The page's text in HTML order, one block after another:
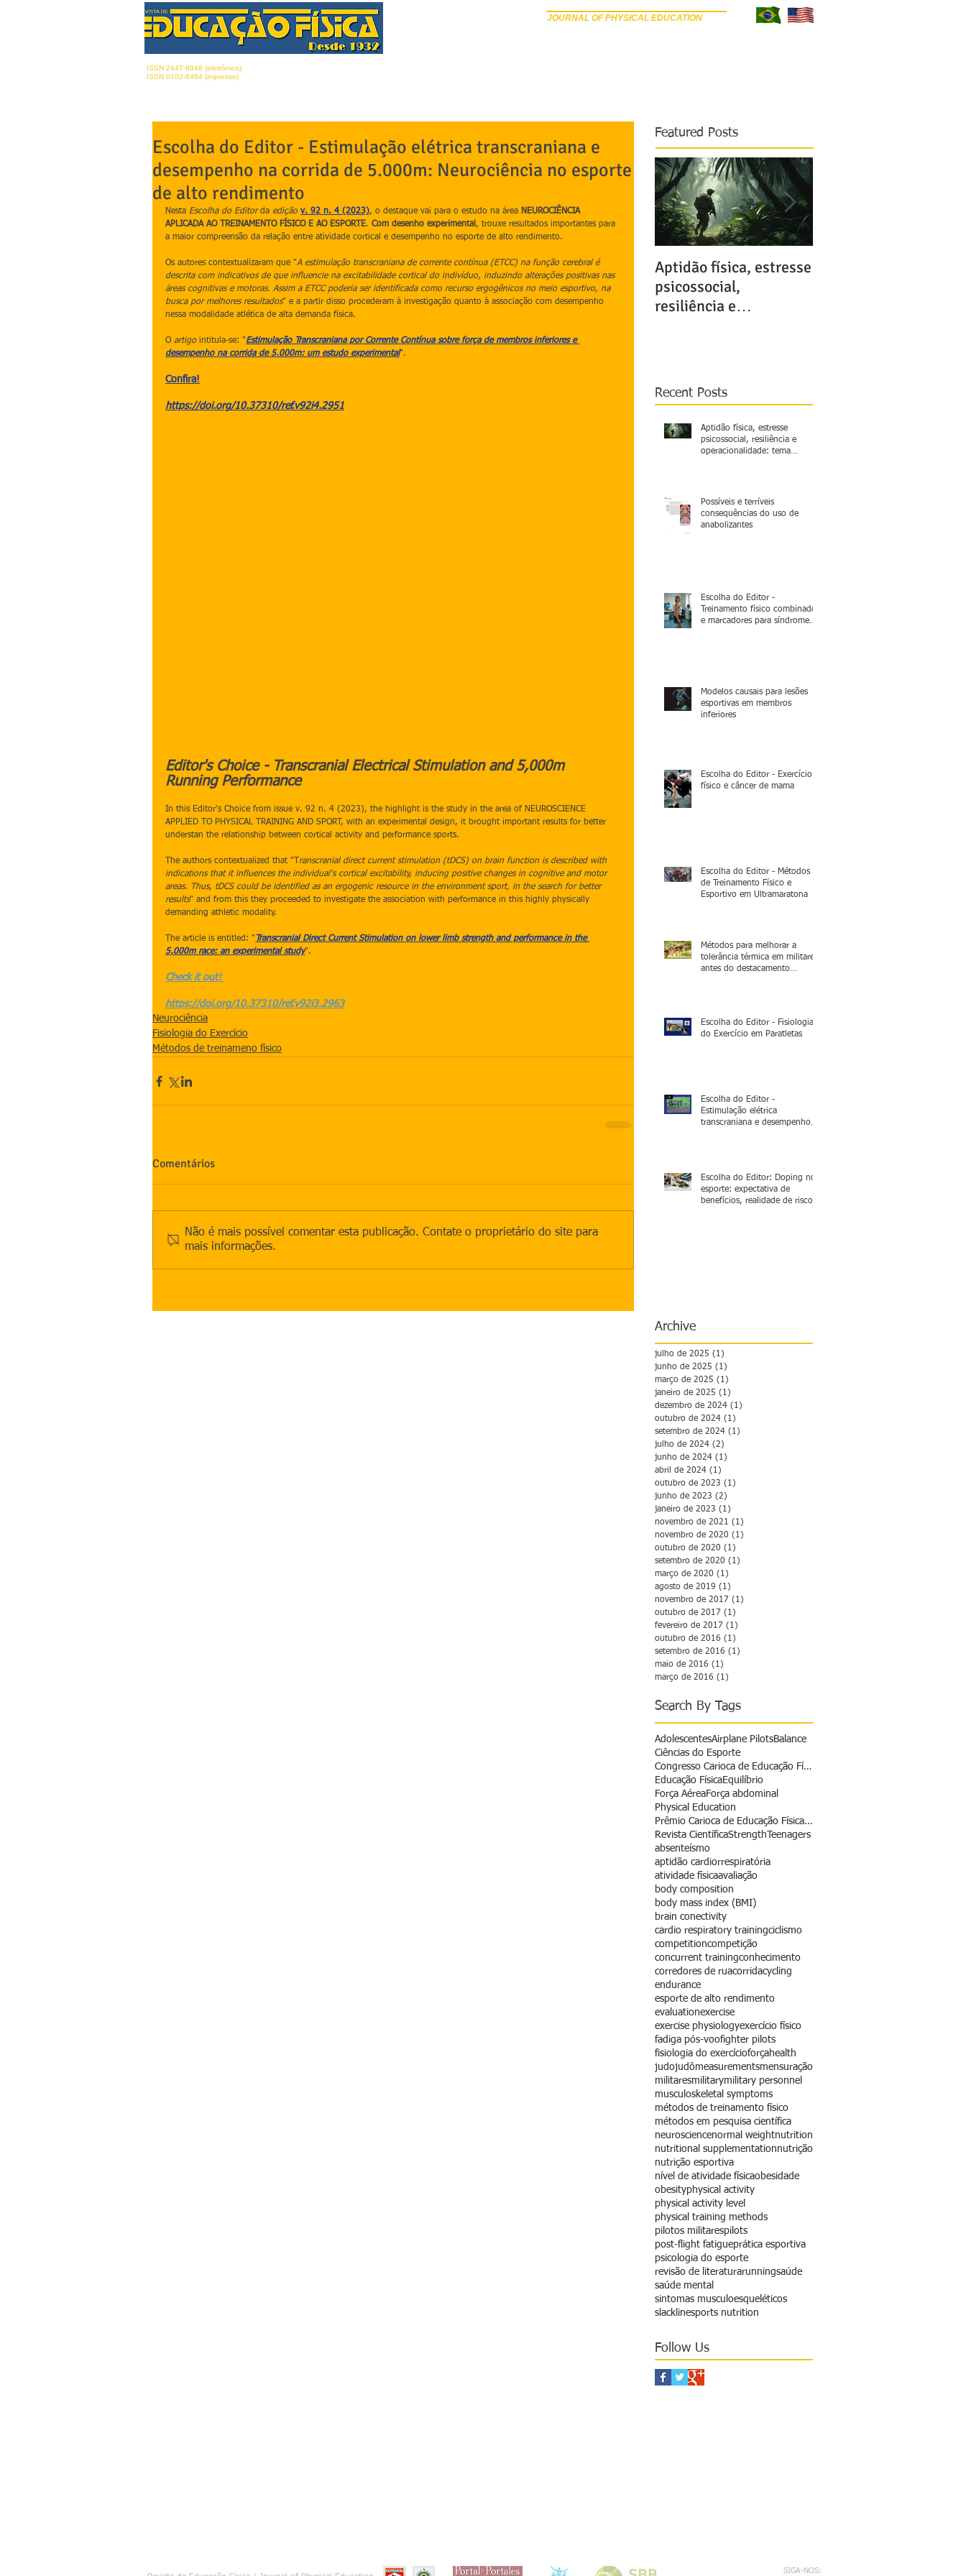
JOURNAL OF PHYSICAL EDUCATION
ISSN 2447-8946 (eletrônico)
ISSN 0102-8464 (impresso)
Escolha do Editor - Estimulação elétrica transcraniana e
desempenho na corrida de 5.000m: Neurociência no esporte
de alto rendimento
Nesta Escolha do Editor da edição v. 92 n. 4 (2023), o destaque vai para o estudo na área NEUROCIÊNCIA
APLICADA AO TREINAMENTO FÍSICO E AO ESPORTE. Com desenho experimental , trouxe resultados importantes para
a maior compreensão da relação entre atividade cortical e desempenho no esporte de alto rendimento.
Os autores contextualizaram que "A estimulação transcraniana de corrente contínua (ETCC) na função cerebral é
descrita com indicativos de que influencie na excitabilidade cortical do indivíduo, induzindo alterações positivas nas
áreas cognitivas e motoras. Assim a ETCC poderia ser identificada como recurso ergogênicos no meio esportivo, na
busca por melhores resultados" e a partir disso procederam à investigação quanto à associação com desempenho
nessa modalidade atlética de alta demanda física.
O artigo intitula-se: "Estimulação Transcraniana por Corrente Contínua sobre força de membros inferiores e
desempenho na corrida de 5.000m: um estudo experimental".
Confira!
https://doi.org/10.37310/ref.v92i4.2951
Editor's Choice - Transcranial Electrical Stimulation and 5,000m
Running Performance
In this Editor's Choice from issue v. 92 n. 4 (2023), the highlight is the study in the area of ​​NEUROSCIENCE
APPLIED TO PHYSICAL TRAINING AND SPORT, with an experimental design, it brought important results for better
understan the relationship between cortical activity and performance sports.
The authors contextualized that "T ranscranial direct current stimulation (tDCS) on brain function is described with
indications that it influences the individual's cortical excitability, inducing positive changes in cognitive and motor
areas. Thus, tDCS could be identified as an ergogenic resource in the environment sport, in the search for better
results" and from this they proceeded to investigate the association with performance in this highly physically
demanding athletic modality.
The article is entitled: " Transcranial Direct Current Stimulation on lower limb strength and performance in the
5,000m race: an experimental study".
Check it out!
https://doi.org/10.37310/ref.v92i3.2963
Neurociência
Fisiologia do Exercício
Métodos de treinameno físico
Comentários
Não é mais possível comentar esta publicação. Contate o proprietário do site para
mais informações.
Featured Posts
Aptidão física, estresse
psicossocial,
resiliência e
Recent Posts
Aptidão física, estresse
psicossocial, resiliência e
operacionalidade: tema
Possíveis e terríveis
consequências do uso de
anabolizantes
Escolha do Editor -
Treinamento físico combinado
e marcadores para síndrome
Modelos causais para lesões
esportivas em membros
inferiores
Escolha do Editor - Exercício
físico e câncer de mama
Escolha do Editor - Métodos
de Treinamento Físico e
Esportivo em Ultramaratona
Métodos para melhorar a
tolerância térmica em militares
antes do destacamento
Escolha do Editor - Fisiologia
do Exercício em Paratletas
Escolha do Editor -
Estimulação elétrica
transcraniana e desempenho
Escolha do Editor: Doping no
esporte: expectativa de
benefícios, realidade de riscos
Archive
julho de 2025 (1)
junho de 2025 (1)
março de 2025 (1)
janeiro de 2025 (1)
dezembro de 2024 (1)
outubro de 2024 (1)
setembro de 2024 (1)
julho de 2024 (2)
junho de 2024 (1)
abril de 2024 (1)
outubro de 2023 (1)
junho de 2023 (2)
janeiro de 2023 (1)
novembro de 2021 (1)
novembro de 2020 (1)
outubro de 2020 (1)
setembro de 2020 (1)
março de 2020 (1)
agosto de 2019 (1)
novembro de 2017 (1)
outubro de 2017 (1)
fevereiro de 2017 (1)
outubro de 2016 (1)
setembro de 2016 (1)
maio de 2016 (1)
março de 2016 (1)
Search By Tags
AdolescentesAirplane PilotsBalance
Ciências do Esporte
Congresso Carioca de Educação Física
Educação FísicaEquilíbrio
Força AéreaForça abdominal
Physical Education
Prêmio Carioca de Educação Física - Revista
Revista CientíficaStrength Teenagers
absenteísmo
aptidão cardiorrespiratória
atividade físicaavaliação
body composition
body mass index (BMI)
brain conectivity
cardio respiratory trainingciclismo
competitioncompetição
concurrent trainingconhecimento
corredores de ruacorridacycling
endurance
esporte de alto rendimento
evaluationexercise
exercise physiologyexercício físico
fadiga pós-voofighter pilots
fisiologia do exercícioforçahealth
judojudômeasurementsmensuração
militaresmilitarymilitary personnel
musculoskeletal symptoms
métodos de treinamento físico
métodos em pesquisa científica
neurosciencenormal weightnutrition
nutritional supplementationnutrição
nutrição esportiva
nível de atividade físicaobesidade
obesityphysical activity
physical activity level
physical training methods
pilotos militarespilots
post-flight fatigueprática esportiva
psicologia do esporte
revisão de literaturarunningsaúde
saúde mental
sintomas musculoesqueléticos
slacklinesports nutrition
Follow Us
SIGA-NOS: